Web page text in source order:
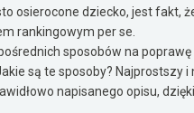
osierocone dziecko, jest fakt,
rankingowym per se.
sposobów na
są te sposoby? Najprostszy i
napisanego opisu,